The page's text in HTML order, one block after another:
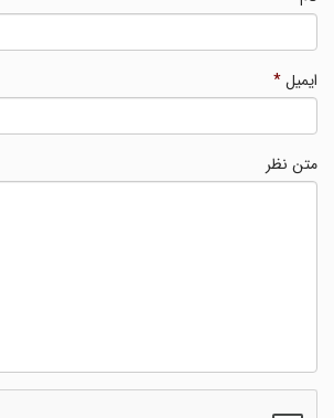
ایمیل*
متن نظر